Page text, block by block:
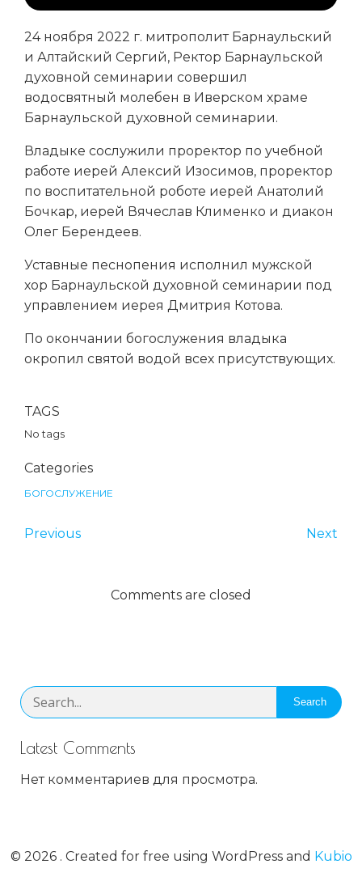
24 ноября 2022 г. митрополит Барнаульский
и Алтайский Сергий, Ректор Барнаульской
духовной семинарии совершил
водосвятный молебен в Иверском храме
Барнаульской духовной семинарии.
Владыке сослужили проректор по учебной
работе иерей Алексий Изосимов, проректор
по воспитательной роботе иерей Анатолий
Бочкар, иерей Вячеслав Клименко и диакон
Олег Берендеев.
Уставные песнопения исполнил мужской
хор Барнаульской духовной семинарии под
управлением иерея Дмитрия Котова.
По окончании богослужения владыка
окропил святой водой всех присутствующих.
TAGS
No tags
Categories
БОГОСЛУЖЕНИЕ
Previous Next
Comments are closed
Search
Latest Comments
Нет комментариев для просмотра.
© 2026 . Created for free using WordPress and Kubio